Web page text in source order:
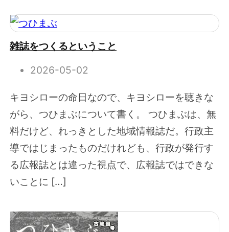
雑誌をつくるということ
2026-05-02
キヨシローの命日なので、キヨシローを聴きな
がら、つひまぶについて書く。 つひまぶは、無
料だけど、れっきとした地域情報誌だ。行政主
導ではじまったものだけれども、行政が発行す
る広報誌とは違った視点で、広報誌ではできな
いことに […]